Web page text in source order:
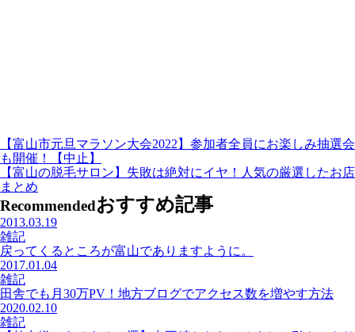
【富山市元旦マラソン大会2022】参加者全員にお楽しみ抽選会
も開催！【中止】
【富山の脱毛サロン】失敗は絶対にイヤ！人気の厳選したお店
まとめ
Recommendedおすすめ記事
2013.03.19
雑記
戻ってくるところが富山でありますように。
2017.01.04
雑記
田舎でも月30万PV！地方ブログでアクセス数を増やす方法
2020.02.10
雑記